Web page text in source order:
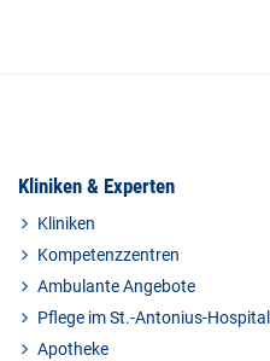
Kliniken & Experten
Kliniken
Kompetenzzentren
Ambulante Angebote
Pflege im St.-Antonius-Hospital
Apotheke